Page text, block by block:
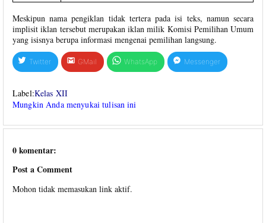
Meskipun nama pengiklan tidak tertera pada isi teks, namun secara
implisit iklan tersebut merupakan iklan milik Komisi Pemilihan Umum
yang isisnya berupa informasi mengenai pemilihan langsung.
Twitter GMail WhatsApp Messenger
Label:Kelas XII
Mungkin Anda menyukai tulisan ini
0 komentar:
Post a Comment
Mohon tidak memasukan link aktif.